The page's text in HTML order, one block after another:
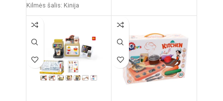
Kilmės šalis: Kinija
55 x 63 cm
Virtuvėlės išmatavimai: 35 x
63 x 84 cm
Produkto medžiaga: plastikas
nuo 3 metų